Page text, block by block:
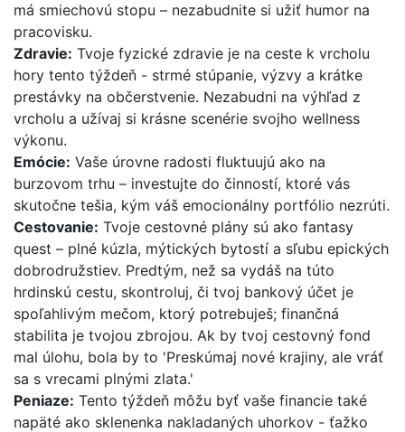
má smiechovú stopu – nezabudnite si užiť humor na
pracovisku.
Zdravie: Tvoje fyzické zdravie je na ceste k vrcholu
hory tento týždeň - strmé stúpanie, výzvy a krátke
prestávky na občerstvenie. Nezabudni na výhľad z
vrcholu a užívaj si krásne scenérie svojho wellness
výkonu.
Emócie: Vaše úrovne radosti fluktuujú ako na
burzovom trhu – investujte do činností, ktoré vás
skutočne tešia, kým váš emocionálny portfólio nezrúti.
Cestovanie: Tvoje cestovné plány sú ako fantasy
quest – plné kúzla, mýtických bytostí a sľubu epických
dobrodružstiev. Predtým, než sa vydáš na túto
hrdinskú cestu, skontroluj, či tvoj bankový účet je
spoľahlivým mečom, ktorý potrebuješ; finančná
stabilita je tvojou zbrojou. Ak by tvoj cestovný fond
mal úlohu, bola by to 'Preskúmaj nové krajiny, ale vráť
sa s vrecami plnými zlata.'
Peniaze: Tento týždeň môžu byť vaše financie také
napäté ako sklenenka nakladaných uhorkov - ťažko